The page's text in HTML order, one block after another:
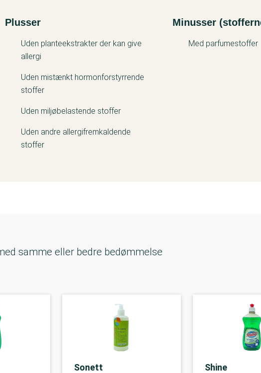
Kemitest
Plusser Minusser
Uden planteekstrakter der kan give
allergi
Uden mistænkt hormonforstyrrende
stoffer
Uden miljøbelastende stoffer
Uden andre allergifremkaldende
stoffer
Med parfumestoffer
samme eller bedre bedømmelse
Sonett Shine